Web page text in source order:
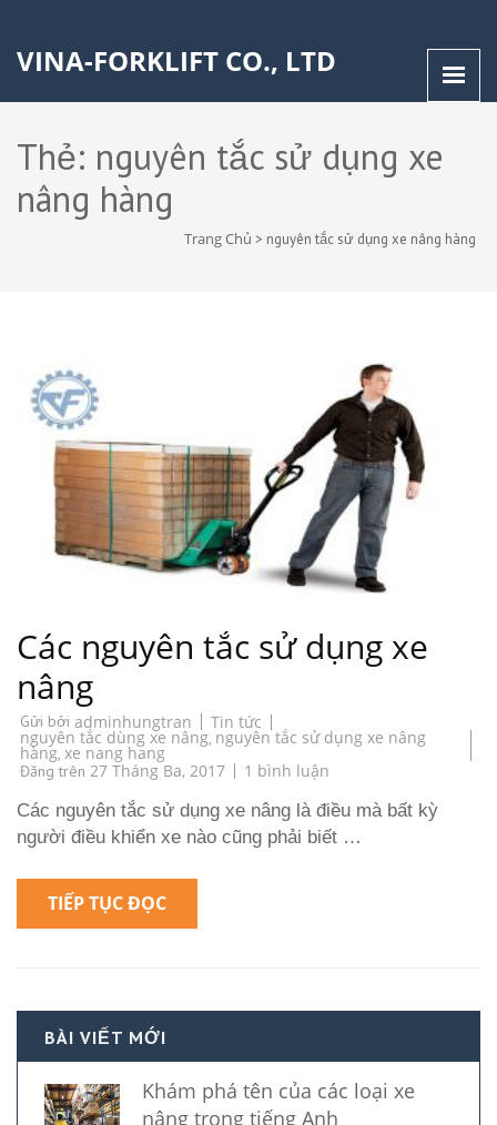
VINA-FORKLIFT CO., LTD
Thẻ: nguyên tắc sử dụng xe
nâng hàng
Trang Chủ > nguyên tắc sử dụng xe nâng hàng
Các nguyên tắc sử dụng xe
nâng
Gửi bởi adminhungtran Tin tức
nguyên tắc dùng xe nâng, nguyên tắc sử dụng xe nâng
hàng, xe nang hang
Đăng trên 27 Tháng Ba, 2017 1 bình luận
nguyên
tắc
sử
dụng
Các nguyên tắc sử dụng xe nâng là điều mà bất kỳ
người điều khiển xe nào cũng phải biết …
TIẾP TỤC ĐỌC
BÀI VIẾT MỚI
Khám phá tên của các loại xe
nâng trong tiếng Anh